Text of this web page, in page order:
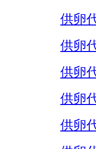
供卵
供卵
供卵
供卵
供卵